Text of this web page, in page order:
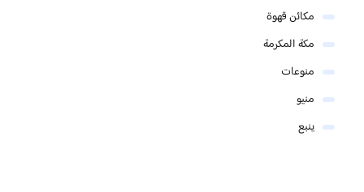
مكائن قهوة
مكة المكرمة
منوعات
منيو
ينبع